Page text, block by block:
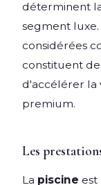
déterminent
segment
considérées
constituent
d'accélérer la
premium.
Les
La piscine